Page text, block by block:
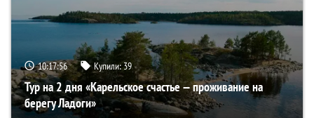
10:17:54 Купили:39
Тур на 2 дня «Карельское счастье — проживание на
берегу Ладоги»